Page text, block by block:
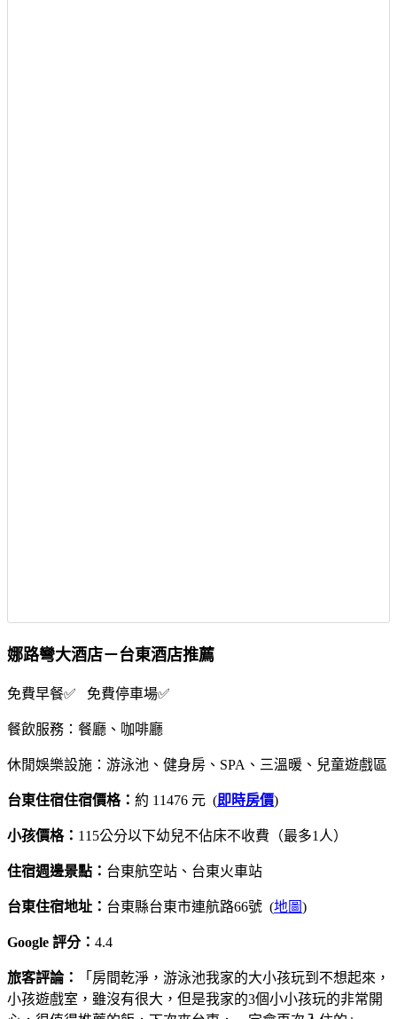
娜路彎大酒店－台東酒店推薦
免費早餐✅ 免費停車場✅
餐飲服務：餐廳、咖啡廳
休閒娛樂設施：游泳池、健身房、SPA、三溫暖、兒童遊戲區
台東住宿住宿價格： 約 11476 元 (即時房價)
小孩價格： 115公分以下幼兒不佔床不收費（最多1人）
住宿週邊景點： 台東航空站、台東火車站
台東住宿地址： 台東縣台東市連航路66號 (地圖)
Google 評分： 4.4
旅客評論：
「房間乾淨，游泳池我家的大小孩玩到不想起來，
小孩遊戲室，雖沒有很大，但是我家的3個小小孩玩的非常開